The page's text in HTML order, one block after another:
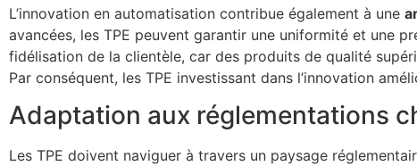
L’innovation en automatisation contribue également à une
avancées, les TPE peuvent garantir une uniformité et une
fidélisation de la clientèle, car des produits de qualité
Par conséquent, les TPE investissant dans l’innovation
Adaptation aux réglementations
Les TPE doivent naviguer à travers un paysage